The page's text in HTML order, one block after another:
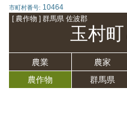
市町村番号: 10464
[ 農作物 ] 群馬県 佐波郡
玉村町
農業 農家
農作物
群馬県